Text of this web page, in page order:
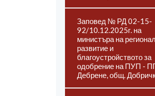
Заповед № РД 02-15-
92/10.12.2025г. на
министъра на
развитие и
благоустройството за
одобрение на ПУП -
Дебрене, общ.